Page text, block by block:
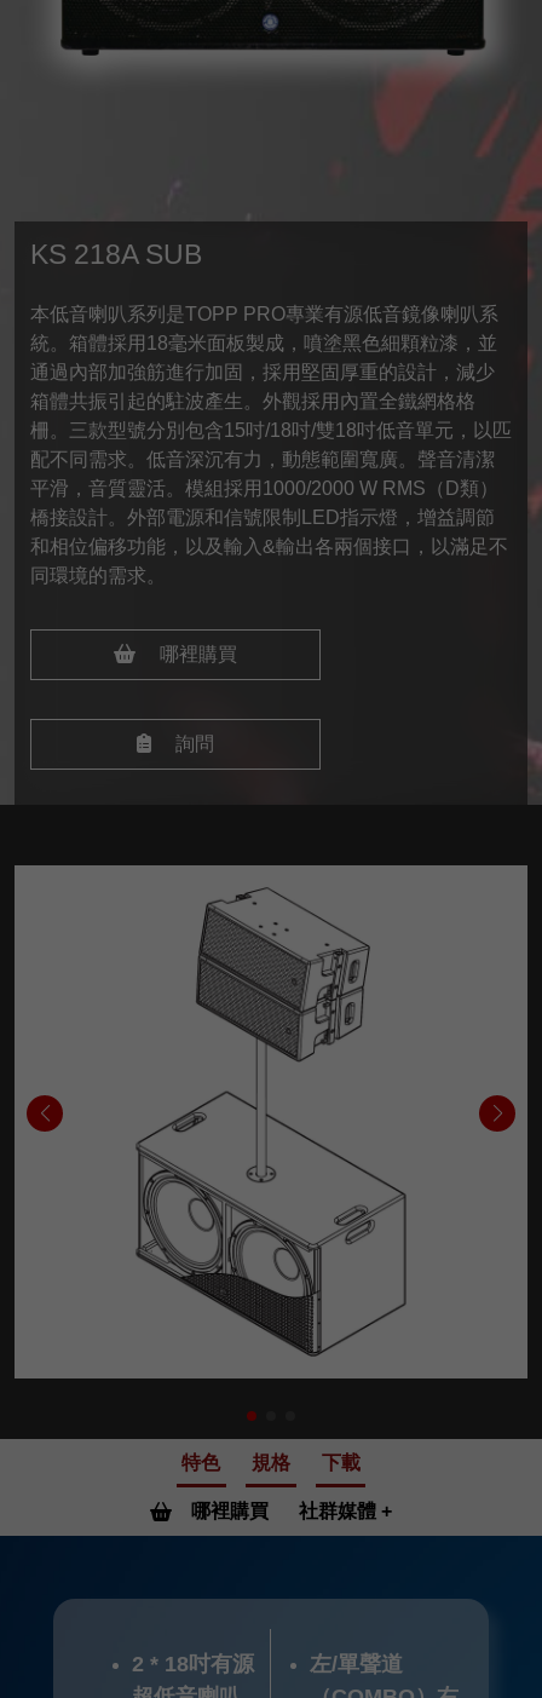
KS 218A SUB
本低音喇叭系列是TOPP PRO專業有源低音鏡像喇叭系
統。箱體採用18毫米面板製成，噴塗黑色細顆粒漆，並
通過內部加強筋進行加固，採用堅固厚重的設計，減少
箱體共振引起的駐波產生。外觀採用內置全鐵網格格
柵。三款型號分別包含15吋/18吋/雙18吋低音單元，以匹
配不同需求。低音深沉有力，動態範圍寬廣。聲音清潔
平滑，音質靈活。模組採用1000/2000 W RMS（D類）
橋接設計。外部電源和信號限制LED指示燈，增益調節
和相位偏移功能，以及輸入&輸出各兩個接口，以滿足不
同環境的需求。
哪裡購買
詢問
特色 規格 下載
哪裡購買 社群媒體
2 * 18吋有源
左/單聲道